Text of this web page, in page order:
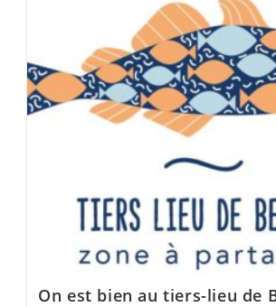
On est bien au tiers-lieu de